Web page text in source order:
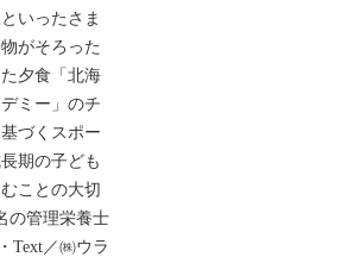
いったさま
がそろった
夕食「北海
ミー」のチ
づくスポー
期の子ども
ことの大切
の管理栄養士
Text／㈱ウラ